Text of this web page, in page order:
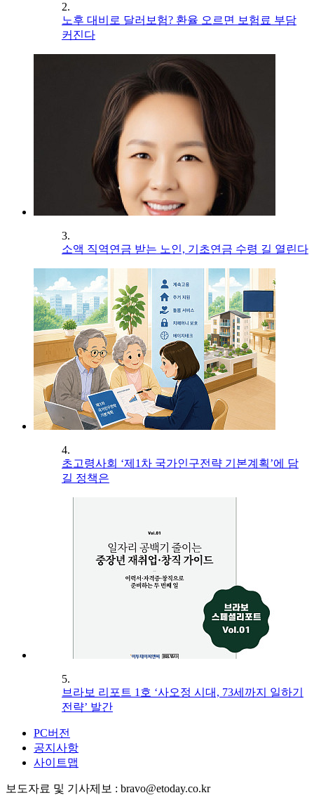
2.
노후 대비로 달러보험? 환율 오르면 보험료 부담
커진다
3.
소액 직역연금 받는 노인, 기초연금 수령 길 열린다
4.
초고령사회 ‘제1차 국가인구전략 기본계획’에 담
길 정책은
5.
브라보 리포트 1호 ‘사오정 시대, 73세까지 일하기
전략’ 발간
PC버전
공지사항
사이트맵
보도자료 및 기사제보 : bravo@etoday.co.kr